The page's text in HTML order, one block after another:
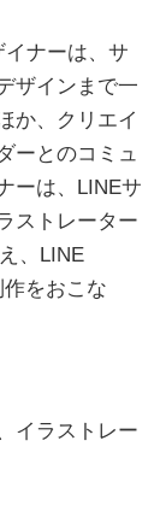
ナーは、サ
ザインまで一
か、クリエイ
ーとのコミュ
ーは、LINEサ
ストレーター
、LINE
をおこな
イラストレー